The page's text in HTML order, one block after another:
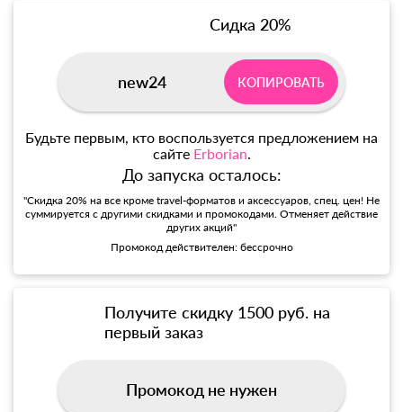
Сидка 20%
new24 КОПИРОВАТЬ
Будьте первым, кто воспользуется предложением на
сайте Erborian.
До запуска осталось:
"Скидка 20% на все кроме travel-форматов и аксессуаров, спец. цен! Не
суммируется с другими скидками и промокодами. Отменяет действие
других акций"
Промокод действителен: бессрочно
Получите скидку 1500 руб. на
первый заказ
Промокод не нужен